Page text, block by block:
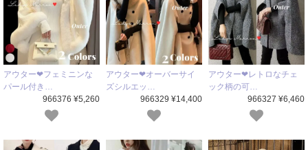
アウター❤フェミニンな
パール付き…
966376 ¥5,260
アウター❤オーバーサイ
ズシルエッ…
966329 ¥14,400
アウター❤レトロなチェ
ック柄の可…
966327 ¥6,460